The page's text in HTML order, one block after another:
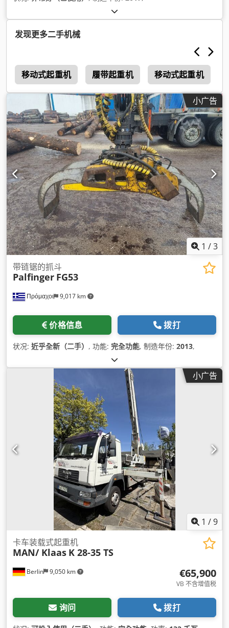
发现更多二手机械
移动式起重机 履带起重机 移动式起重机
小广告
1 /3
Πρόμαχοι 9,017 km
带链锯的抓斗
Palfinger FG53
价格信息 拨打
状况: 近乎全新（二手） , 功能: 完全功能, 制造年份: 2013,
小广告
1 /9
Berlin 9,050 km
卡车装载式起重机
MAN/ Klaas K 28-35 TS
€65,900
VB 不含增值税
询问 拨打